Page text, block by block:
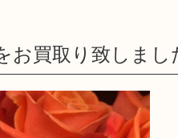
買取り致しまし